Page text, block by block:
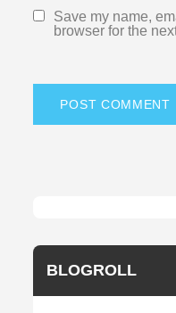
Save my name,
browser for the
BLOGROLL